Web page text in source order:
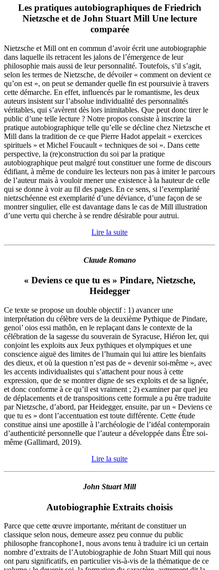
Les pratiques autobiographiques de Friedrich
Nietzsche et de John Stuart Mill Une lecture
comparée
Nietzsche et Mill ont en commun d’avoir écrit une autobiographie
dans laquelle ils retracent les jalons de l’émergence de leur
philosophie mais aussi de leur personnalité. Toutefois, s’il s’agit,
selon les termes de Nietzsche, de dévoiler « comment on devient ce
qu’on est », on peut se demander quelle fin est poursuivie à travers
cette démarche. En effet, influencés par le romantisme, les deux
auteurs insistent sur l’absolue individualité des personnalités
véritables, qui s’avèrent dès lors inimitables. Que peut donc tirer le
public d’une telle lecture ? Notre propos consiste à inscrire la
pratique autobiographique telle qu’elle se décline chez Nietzsche et
Mill dans la tradition de ce que Pierre Hadot appelait « exercices
spirituels » et Michel Foucault « techniques de soi ». Dans cette
perspective, la (re)construction du soi par la pratique
autobiographique peut malgré tout constituer une forme de discours
édifiant, à même de conduire les lecteurs non pas à imiter le parcours
de l’auteur mais à vouloir mener une existence à la hauteur de celle
qui se donne à voir au fil des pages. En ce sens, si l’exemplarité
nietzschéenne est exemplarité d’une déviance, d’une façon de se
montrer singulier, elle est davantage dans le cas de Mill illustration
d’une vertu qui cherche à se rendre désirable pour autrui.
Lire la suite
Claude Romano
« Deviens ce que tu es » Pindare, Nietzsche,
Heidegger
Ce texte se propose un double objectif : 1) avancer une
interprétation du célèbre vers de la deuxième Pythique de Pindare,
genoi’ oios essi mathôn, en le replaçant dans le contexte de la
célébration de la sagesse du souverain de Syracuse, Hiéron Ier, qui
conjoint les exploits aux Jeux pythiques et olympiques et une
conscience aiguë des limites de l’humain qui lui attire les bienfaits
des dieux, et où la question n’est pas de « devenir soi-même », avec
les accents individualistes qui s’attachent pour nous à cette
expression, que de se montrer digne de ses exploits et de sa lignée,
et donc conforme à ce qu’il est vraiment ; 2) examiner par quel jeu
de déplacements et de transpositions cette formule a pu être traduite
par Nietzsche, d’abord, par Heidegger, ensuite, par un « Deviens ce
que tu es » dont l’accentuation est toute différente. Cette étude
constitue ainsi une apostille à l’archéologie de l’idéal contemporain
d’authenticité personnelle que l’auteur a développée dans Être soi-
même (Gallimard, 2019).
Lire la suite
John Stuart Mill
Autobiographie Extraits choisis
Parce que cette œuvre importante, méritant de constituer un
classique selon nous, demeure assez peu connue du public
philosophe francophone1, nous avons tenu à traduire ici un certain
nombre d’extraits de l’Autobiographie de John Stuart Mill qui nous
ont paru significatifs, en particulier vis-à-vis de la thématique de ce